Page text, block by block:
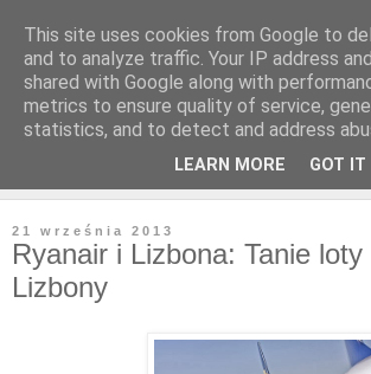
21 września 2013
Ryanair i Lizbona: Tanie
Lizbony
This site uses cookies from Google to
and to analyze traffic. Your IP address
shared with Google along with
metrics to ensure quality of service,
statistics, and to detect and address
LEARN MORE GOT IT